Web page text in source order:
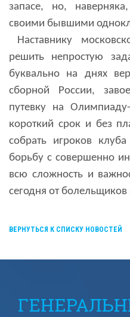
запасе, но,
своими бывшими
Наставнику
решить непростую
буквально на днях
сборной России,
путевку на
короткий срок и без
собрать игроков
борьбу с совершенно
всю сложность и
сегодня от
ВЕРНУТЬСЯ К СПИСКУ НОВОСТЕЙ